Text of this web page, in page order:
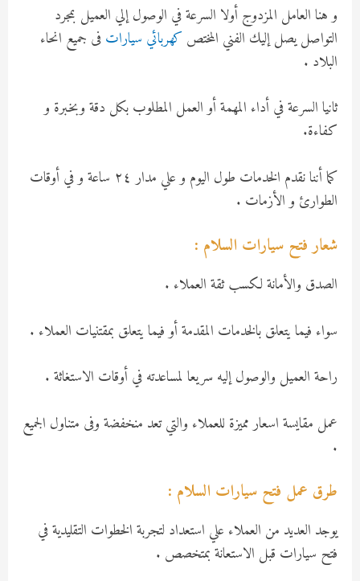
و هنا العامل المزدوج أولا السرعة في الوصول إلي العميل بمجرد
التواصل يصل إليك الفني المختصكهربائي سياراتفى جميع انحاء
البلاد .
ثانيا السرعة في أداء المهمة أو العمل المطلوب بكل دقة وبخبرة و
كفاءة.
كما أننا نقدم الخدمات طول اليوم و علي مدار ٢٤ ساعة و في أوقات
الطوارئ و الأزمات .
شعار فتح سيارات السلام :
الصدق والأمانة لكسب ثقة العملاء .
سواء فيما يتعلق بالخدمات المقدمة أو فيما يتعلق بمقتنيات العملاء .
راحة العميل والوصول إليه سريعا لمساعدته في أوقات الاستغاثة .
عمل مقايسة اسعار مميزة للعملاء والتي تعد منخفضة وفى متناول الجميع
.
طرق عمل فتح سيارات السلام :
يوجد العديد من العملاء علي استعداد لتجربة الخطوات التقليدية في
فتح سيارات قبل الاستعانة بمتخصص .